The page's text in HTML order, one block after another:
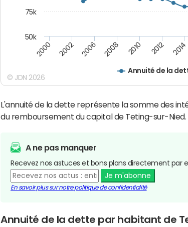
Annuité de la
2000 2002 2006 2008 2010 2012 2014
50k
75k
© JDN 2026
L'annuité de la dette représente la somme des
du remboursement du capital de Teting-sur-Nied.
A ne pas manquer
Recevez nos astuces et bons plans directement par
Je m'abonne
En savoir plus sur notre politique de confidentialité
Annuité de la dette par habitant de